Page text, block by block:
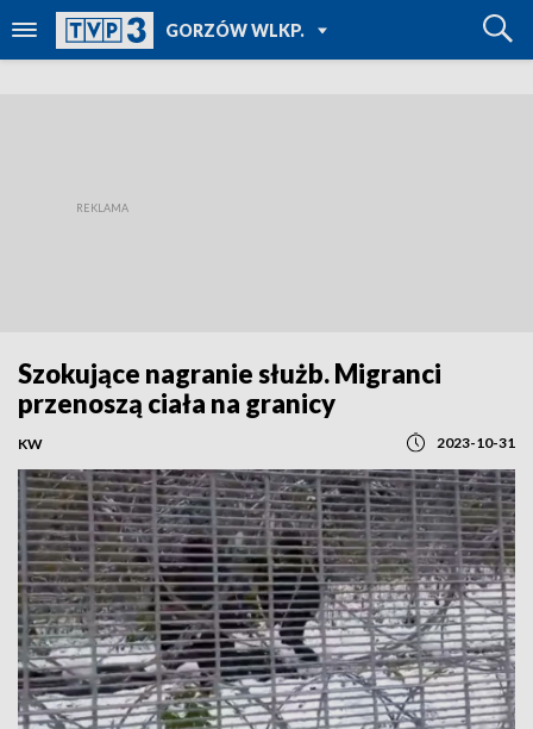
GORZÓW WLKP.
TVP REGIONY
Szokujące nagranie służb. Migranci
przenoszą ciała na granicy
KW 2023-10-31